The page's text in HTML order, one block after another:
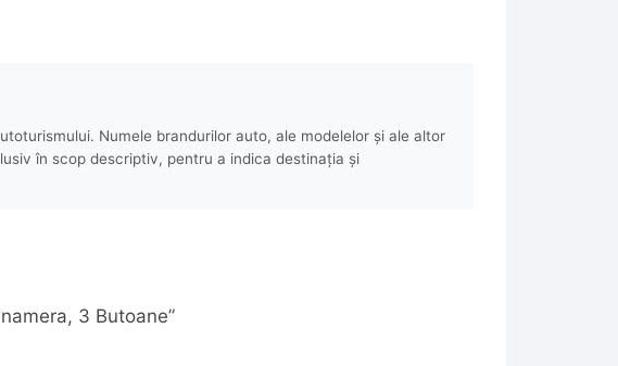
Numele brandurilor auto, ale modelelor și ale altor
în scop descriptiv, pentru a indica destinația și
3 Butoane”